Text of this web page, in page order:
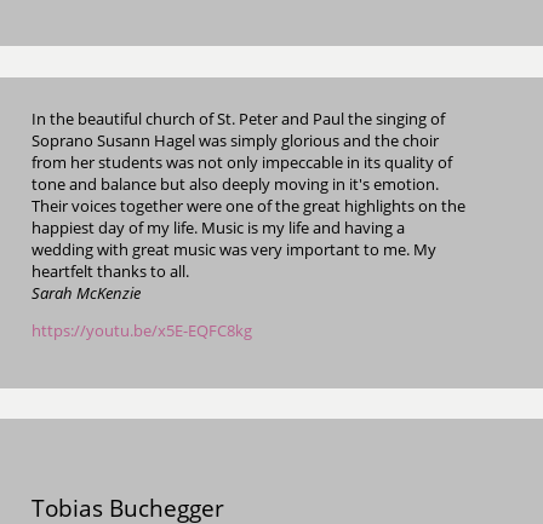
In the beautiful church of St. Peter and Paul the singing of
Soprano Susann Hagel was simply glorious and the choir
from her students was not only impeccable in its quality of
tone and balance but also deeply moving in it's emotion.
Their voices together were one of the great highlights on the
happiest day of my life. Music is my life and having a
wedding with great music was very important to me. My
heartfelt thanks to all.
Sarah McKenzie
https://youtu.be/x5E-EQFC8kg
Tobias Buchegger